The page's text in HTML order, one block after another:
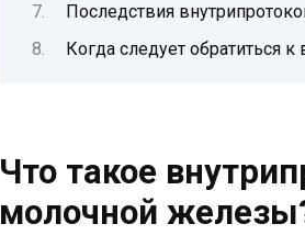
Последствия
Когда следует обратиться к
Что такое
молочной